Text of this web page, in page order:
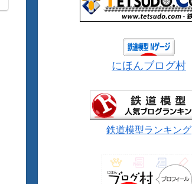
にほんブログ村
鉄道模型ランキング